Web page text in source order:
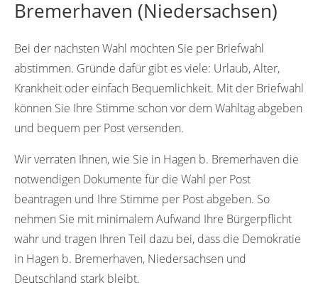
Bremerhaven (Niedersachsen)
Bei der nächsten Wahl möchten Sie per Briefwahl
abstimmen. Gründe dafür gibt es viele: Urlaub, Alter,
Krankheit oder einfach Bequemlichkeit. Mit der Briefwahl
können Sie Ihre Stimme schon vor dem Wahltag abgeben
und bequem per Post versenden.
Wir verraten Ihnen, wie Sie in Hagen b. Bremerhaven die
notwendigen Dokumente für die Wahl per Post
beantragen und Ihre Stimme per Post abgeben. So
nehmen Sie mit minimalem Aufwand Ihre Bürgerpflicht
wahr und tragen Ihren Teil dazu bei, dass die Demokratie
in Hagen b. Bremerhaven, Niedersachsen und
Deutschland stark bleibt.